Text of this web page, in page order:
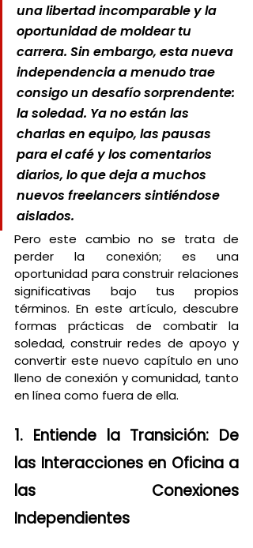
una libertad incomparable y la
oportunidad de moldear tu
carrera. Sin embargo, esta nueva
independencia a menudo trae
consigo un desafío sorprendente:
la soledad. Ya no están las
charlas en equipo, las pausas
para el café y los comentarios
diarios, lo que deja a muchos
nuevos freelancers sintiéndose
aislados.
Pero este cambio no se trata de
perder la conexión; es una
oportunidad para construir relaciones
significativas bajo tus propios
términos. En este artículo, descubre
formas prácticas de combatir la
soledad, construir redes de apoyo y
convertir este nuevo capítulo en uno
lleno de conexión y comunidad, tanto
en línea como fuera de ella.
1. Entiende la Transición: De
las Interacciones en Oficina a
las Conexiones
Independientes